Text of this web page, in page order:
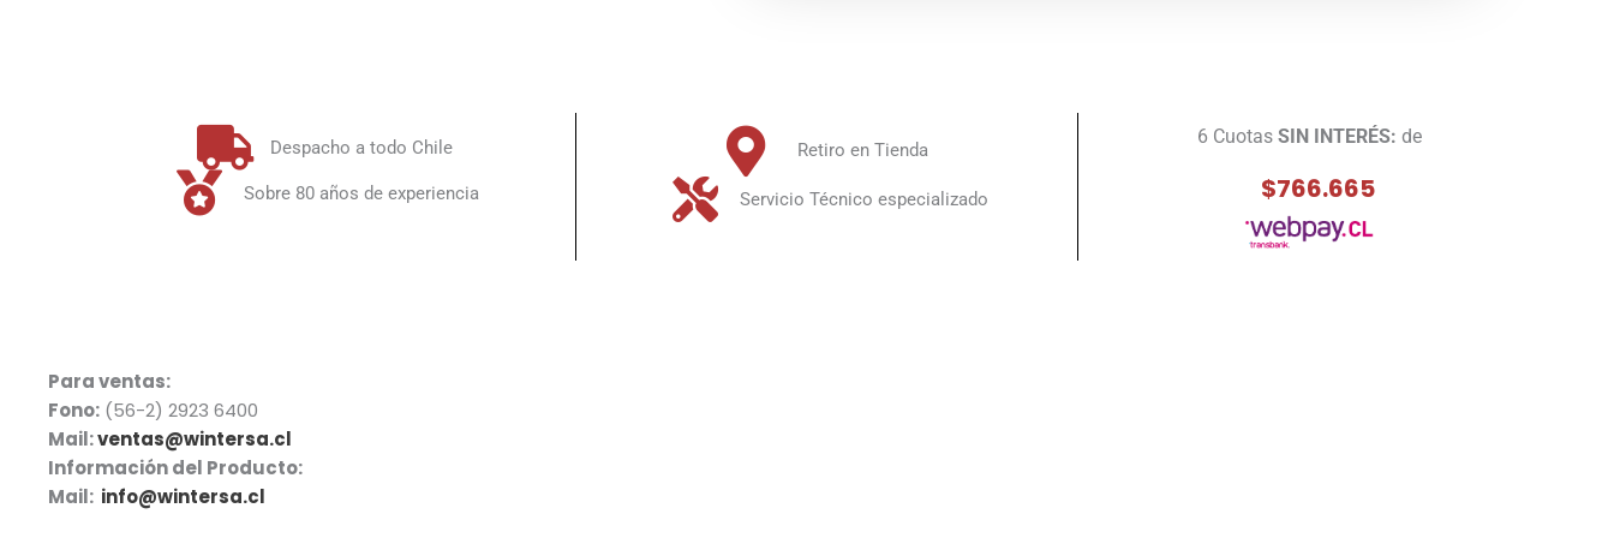
Despacho a todo Chile
Sobre 80 años de experiencia
Retiro en Tienda
Servicio Técnico especializado
6 Cuotas SIN INTERÉS: de
$766.665
Para ventas:
Fono: (56-2) 2923 6400
Mail:ventas@wintersa.cl
Información del Producto:
Mail: info@wintersa.cl